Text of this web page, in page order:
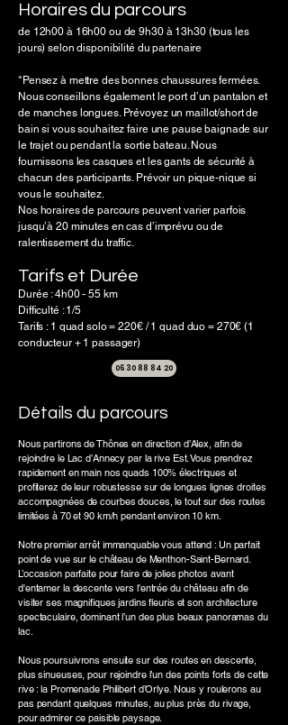
Horaires du parcours
de 12h00 à 16h00 ou de 9h30 à 13h30 (tous les
jours) selon disponibilité du partenaire
*Pensez à mettre des bonnes chaussures fermées.
Nous conseillons également le port d’un pantalon et
de manches longues. Prévoyez un maillot/short de
bain si vous souhaitez faire une pause baignade sur
le trajet ou pendant la sortie bateau. Nous
fournissons les casques et les gants de sécurité à
chacun des participants. Prévoir un pique-nique si
vous le souhaitez.
Nos horaires de parcours peuvent varier parfois
jusqu’à 20 minutes en cas d’imprévu ou de
ralentissement du traffic.
Tarifs et Durée
Durée : 4h00 - 55 km
Difficulté : 1/5
Tarifs : 1 quad solo = 220€ / 1 quad duo = 270€ (1
conducteur + 1 passager)
06 30 88 84 20
Détails du parcours
Nous partirons de Thônes en direction d’Alex, afin de
rejoindre le Lac d’Annecy par la rive Est. Vous prendrez
rapidement en main nos quads 100% électriques et
profiterez de leur robustesse sur de longues lignes droites
accompagnées de courbes douces, le tout sur des routes
limitées à 70 et 90 km/h pendant environ 10 km.
Notre premier arrêt immanquable vous attend : Un parfait
point de vue sur le château de Menthon-Saint-Bernard.
L’occasion parfaite pour faire de jolies photos avant
d'entamer la descente vers l'entrée du château afin de
visiter ses magnifiques jardins fleuris et son architecture
spectaculaire, dominant l’un des plus beaux panoramas du
lac.
Nous poursuivrons ensuite sur des routes en descente,
plus sinueuses, pour rejoindre l’un des points forts de cette
rive : la Promenade Philibert d’Orlye. Nous y roulerons au
pas pendant quelques minutes, au plus près du rivage,
pour admirer ce paisible paysage.